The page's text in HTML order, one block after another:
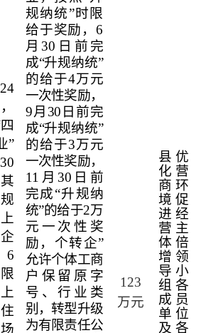
”
30
6
规纳统”时限
给于奖励，6
月 30 日 前完
成“升规纳统”
的给于4万元
一次性奖励，
9月 30 日前完
成“升规纳统”
的给于3万元
一次性奖励，
11 月 30日前
完成“升规纳
统”的给于2万
元一次性奖
励，个转企”
允许个体工商
户保留原字
号、行业类
别，转型升级
为有限责任公
123
万元
县优
化营
商环
境促
进经
营主
体倍
增领
导小
组各
成员
单位
及各